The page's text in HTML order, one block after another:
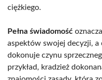
ciężkiego.
Pełna świadomość
aspektów swojej decyzji, a
dokonuje czynu
przykład, kradzież